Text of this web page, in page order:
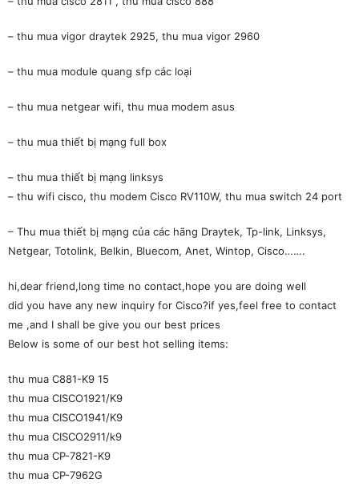
– thu mua vigor draytek 2925, thu mua vigor 2960
– thu mua module quang sfp các loại
– thu mua netgear wifi, thu mua modem asus
– thu mua thiết bị mạng full box
– thu mua thiết bị mạng linksys
– thu wifi cisco, thu modem Cisco RV110W, thu mua switch 24 port
– Thu mua thiết bị mạng của các hãng Draytek, Tp-link, Linksys,
Netgear, Totolink, Belkin, Bluecom, Anet, Wintop, Cisco…….
hi,dear friend,long time no contact,hope you are doing well
did you have any new inquiry for Cisco?if yes,feel free to contact
me ,and I shall be give you our best prices
Below is some of our best hot selling items:
thu mua C881-K9 15
thu mua CISCO1921/K9
thu mua CISCO1941/K9
thu mua CISCO2911/k9
thu mua CP-7821-K9
thu mua CP-7962G